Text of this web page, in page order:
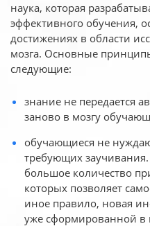
наука, которая
эффективного обучения,
достижениях в области
мозга. Основные
следующие:
знание не передается
заново в мозгу
обучающиеся не
требующих
большое количество
которых позволяет
иное правило, новая
уже сформированной в